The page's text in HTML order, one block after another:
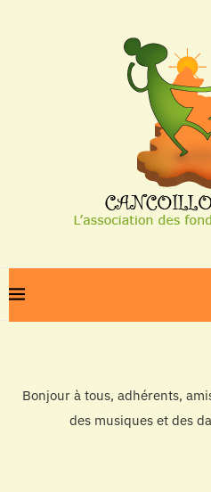
Bonjour à tous, adhérents,
des musiques et des